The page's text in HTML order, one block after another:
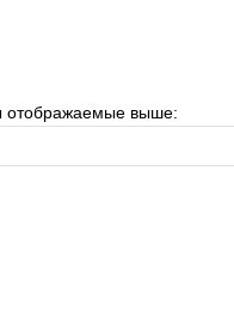
отображаемые выше: